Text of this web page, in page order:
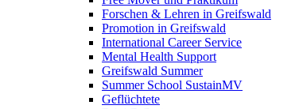
Forschen & Lehren in Greifswald
Promotion in Greifswald
International Career Service
Mental Health Support
Greifswald Summer
Summer School SustainMV
Geflüchtete